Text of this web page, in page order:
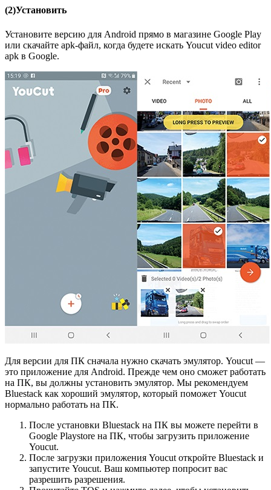
(2)Установить
Установите версию для Android прямо в магазине Google Play
или скачайте apk-файл, когда будете искать Youcut video editor
apk в Google.
Для версии для ПК сначала нужно скачать эмулятор. Youcut —
это приложение для Android. Прежде чем оно сможет работать
на ПК, вы должны установить эмулятор. Мы рекомендуем
Bluestack как хороший эмулятор, который поможет Youcut
нормально работать на ПК.
После установки Bluestack на ПК вы можете перейти в
Google Playstore на ПК, чтобы загрузить приложение
Youcut.
После загрузки приложения Youcut откройте Bluestack и
запустите Youcut. Ваш компьютер попросит вас
разрешить разрешения.